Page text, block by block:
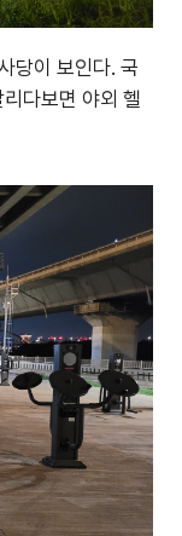
당이 보인다. 국
다보면 야외 헬